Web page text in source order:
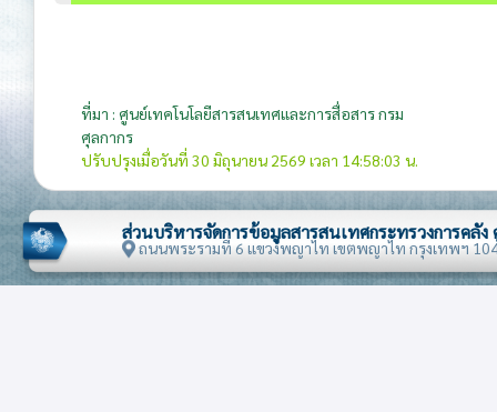
ที่มา : ศูนย์เทคโนโลยีสารสนเทศและการสื่อสาร กรม
ศุลกากร
ปรับปรุงเมื่อวันที่ 30 มิถุนายน 2569 เวลา 14:58:03 น.
ส่วนบริหารจัดการข้อมูลสารสนเทศกระทรวงการคลั
ถนนพระรามที่ 6 แขวงพญาไท เขตพญาไท กรุงเทพฯ